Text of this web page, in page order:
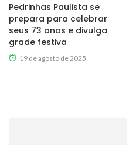
Pedrinhas Paulista se
prepara para celebrar
seus 73 anos e divulga
grade festiva
19 de agosto de 2025